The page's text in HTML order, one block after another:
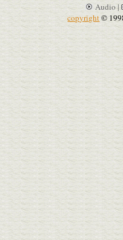
Audio |
copyright©